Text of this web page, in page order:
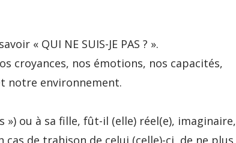
« QUI NE SUIS-JE PAS ? ».
croyances, nos émotions, nos capacités,
notre environnement.
ou à sa fille, fût-il (elle) réel(e), imaginaire,
de trahison de celui (celle)-ci, de ne plus